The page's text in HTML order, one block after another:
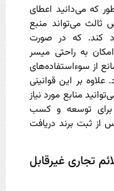
که می‌دانید اعطای
می‌تواند منبع
کند. که در صورت
به راحتی میسر
از سوءاستفاده‌های
بر این قوانینی
منابع مورد نیاز
برای توسعه و کسب
از ثبت برند دریافت
تجاری غیرقابل